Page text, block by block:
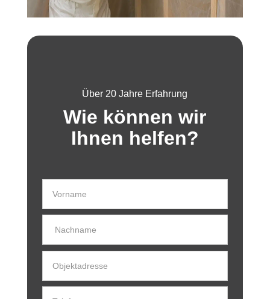
Über 20 Jahre Erfahrung
Wie können wir
Ihnen helfen?